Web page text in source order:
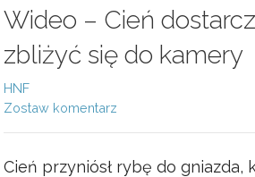
Wideo – Cień
zbliżyć się do kamery
HNF
Zostaw komentarz
Cień przyniósł rybę do gniazda,